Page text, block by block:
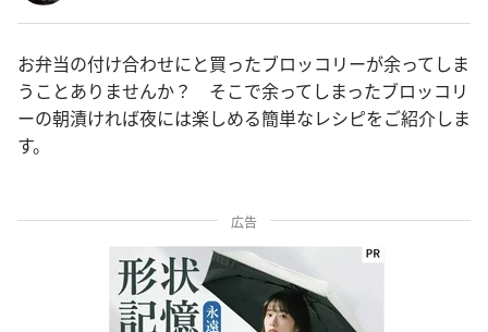
お弁当の付け合わせにと買ったブロッコリーが余ってしま
うことありませんか？ そこで余ってしまったブロッコリ
ーの朝漬ければ夜には楽しめる簡単なレシピをご紹介しま
す。
広告